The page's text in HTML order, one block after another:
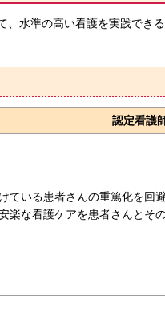
水準の高い看護を実践でき
認定看護
ている患者さんの重篤化を回
楽な看護ケアを患者さんとそ